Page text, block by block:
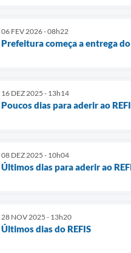
06 FEV 2026 - 08h22
Prefeitura começa a entrega
16 DEZ 2025 - 13h14
Poucos dias para aderir ao
08 DEZ 2025 - 10h04
Últimos dias para aderir ao
28 NOV 2025 - 13h20
Últimos dias do REFIS